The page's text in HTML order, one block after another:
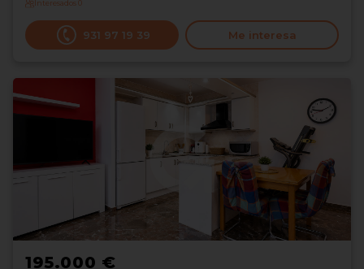
Interesados0
931 97 19 39 Me interesa
195.000 €